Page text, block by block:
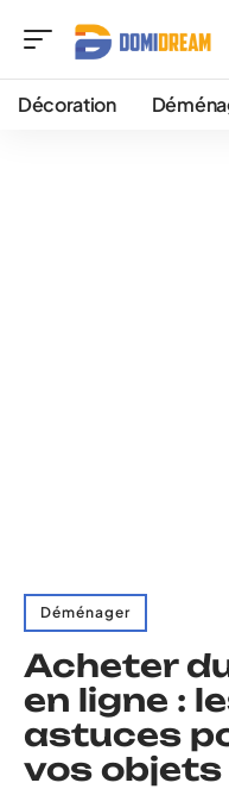
Décoration
Déménager
Acheter
en ligne :
astuces
vos